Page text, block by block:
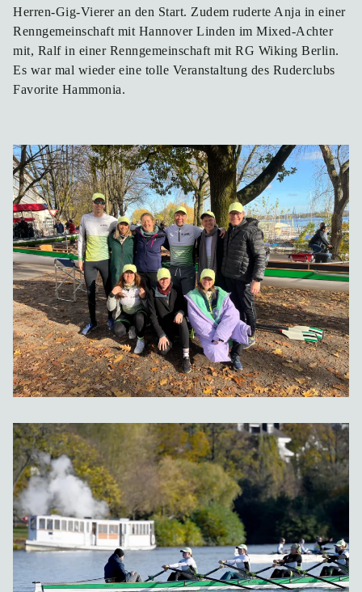
Herren-Gig-Vierer an den Start. Zudem ruderte Anja in einer
Renngemeinschaft mit Hannover Linden im Mixed-Achter
mit, Ralf in einer Renngemeinschaft mit RG Wiking Berlin.
Es war mal wieder eine tolle Veranstaltung des Ruderclubs
Favorite Hammonia.